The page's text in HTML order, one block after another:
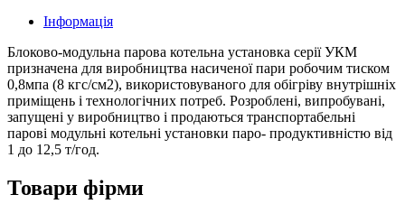
Інформація
Блоково-модульна парова котельна установка серії УКМ
призначена для виробництва насиченої пари робочим тиском
0,8мпа (8 кгс/см2), використовуваного для обігріву внутрішніх
приміщень і технологічних потреб. Розроблені, випробувані,
запущені у виробництво і продаються транспортабельні
парові модульні котельні установки паро- продуктивністю від
1 до 12,5 т/год.
Товари фірми